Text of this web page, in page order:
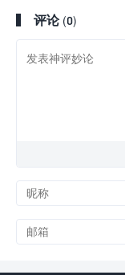
评论 (0)